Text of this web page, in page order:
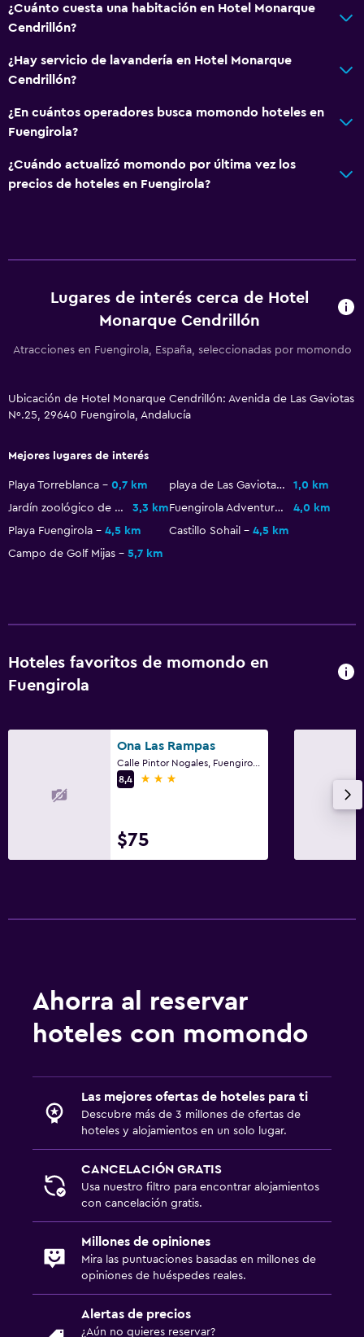
Tienda de regalos
General
Teléfono
Espacio de almacenamiento
Limpieza diaria
Caja fuerte
Servicio de traslado (cargo adicional)
Accesibilidad y adecuación
Ascensor
¿Cuánto cuesta una habitación en Hotel Monarque
Cendrillón?
¿Hay servicio de lavandería en Hotel Monarque
Cendrillón?
¿En cuántos operadores busca momondo hoteles en
Fuengirola?
¿Cuándo actualizó momondo por última vez los
precios de hoteles en Fuengirola?
Lugares de interés cerca de Hotel
Monarque Cendrillón
Atracciones en Fuengirola, España, seleccionadas por momondo
Ubicación de Hotel Monarque Cendrillón: Avenida de Las Gaviotas
Nº.25, 29640 Fuengirola, Andalucía
Mejores lugares de interés
Playa Torreblanca 0,7 km playa de Las Gaviotas
1,0 km
Jardín zoológico de Fuengirola
3,3 km Fuengirola Adventure Golf
4,0 km
Playa Fuengirola
4,5 km Castillo Sohail
4,5 km
Campo de Golf Mijas
5,7 km
Hoteles favoritos de momondo en
Fuengirola
Ona Las Rampas
8,4
3 estrellas
$75
Ahorra al reservar
hoteles con momondo
Las mejores ofertas de hoteles para ti
Descubre más de 3 millones de ofertas de
hoteles y alojamientos en un solo lugar.
CANCELACIÓN GRATIS
Usa nuestro filtro para encontrar alojamientos
con cancelación gratis.
Millones de opiniones
Mira las puntuaciones basadas en millones de
opiniones de huéspedes reales.
Alertas de precios
¿Aún no quieres reservar?